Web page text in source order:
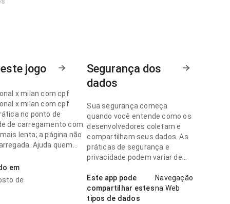
jogo
x milan com cpf
x milan com cpf
no ponto de
de carregamento com
lenta; a página não
Ajuda quem
x milan com cpf
em
de
Segurança dos
dados
Sua segurança começa
quando você entende como os
desenvolvedores coletam e
compartilham seus dados. As
práticas de segurança e
privacidade podem variar de
idade.
Este app pode
compartilhar estes
tipos de dados
Navegação
na Web